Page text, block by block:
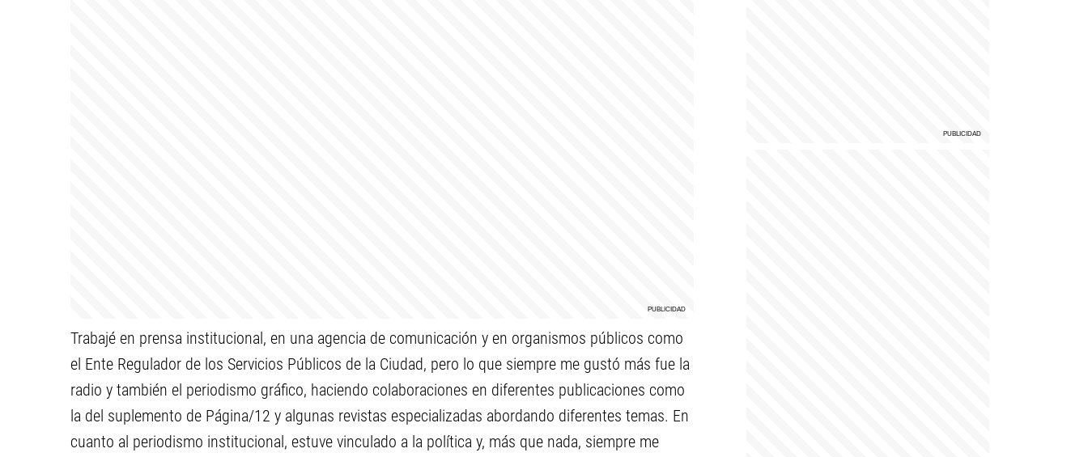
Trabajé en prensa institucional, en una agencia de comunicación y en organismos públicos como
el Ente Regulador de los Servicios Públicos de la Ciudad, pero lo que siempre me gustó más fue la
radio y también el periodismo gráfico, haciendo colaboraciones en diferentes publicaciones como
la del suplemento de Página/12 y algunas revistas especializadas abordando diferentes temas. En
cuanto al periodismo institucional, estuve vinculado a la política y, más que nada, siempre me